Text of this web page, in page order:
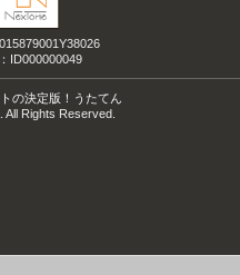
ID000000049
の決定版！うたてん
Rights Reserved.